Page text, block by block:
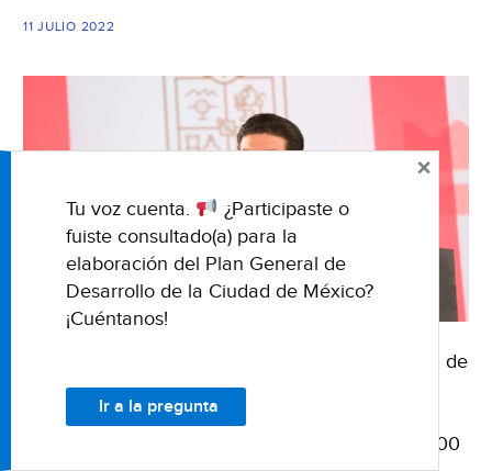
11 JULIO 2022
09 de julio de 2022 Fuente: El Economista Nota de
Lourdes Flores Foto: El Economista Archivo El
gobernador de Nuevo León, Samuel Alejandro
García Sepúlveda, informó que hoy se suman 900
Tu voz cuenta.
¿Participaste o
fuiste consultado(a) para la
elaboración del Plan General de
Desarrollo de la Ciudad de México?
¡Cuéntanos!
Ir a la pregunta
×